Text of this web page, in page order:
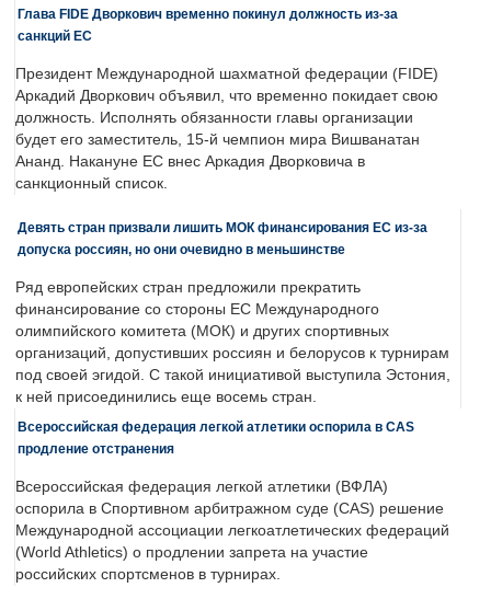
Глава FIDE Дворкович временно покинул должность из-за
санкций ЕС
Президент Международной шахматной федерации (FIDE)
Аркадий Дворкович объявил, что временно покидает свою
должность. Исполнять обязанности главы организации
будет его заместитель, 15-й чемпион мира Вишванатан
Ананд. Накануне ЕС внес Аркадия Дворковича в
санкционный список.
Девять стран призвали лишить МОК финансирования ЕС из-за
допуска россиян, но они очевидно в меньшинстве
Ряд европейских стран предложили прекратить
финансирование со стороны ЕС Международного
олимпийского комитета (МОК) и других спортивных
организаций, допустивших россиян и белорусов к турнирам
под своей эгидой. С такой инициативой выступила Эстония,
к ней присоединились еще восемь стран.
Всероссийская федерация легкой атлетики оспорила в CAS
продление отстранения
Всероссийская федерация легкой атлетики (ВФЛА)
оспорила в Спортивном арбитражном суде (CAS) решение
Международной ассоциации легкоатлетических федераций
(World Athletics) о продлении запрета на участие
российских спортсменов в турнирах.